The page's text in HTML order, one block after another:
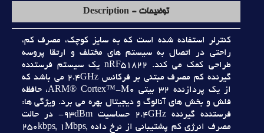
توضیحات - Description
کنترلر استفاده شده است که به سايز کوچک، مصرف کم،
راحتي در اتصال به سيستم هاي مختلف و ارتقا پروسه
طراحي کمک مي کند. nRF51822 يک سيستم فرستنده
گيرنده کم مصرف مبتني بر فرکانس 2.4GHz مي باشد که
از يک پردازنده 32 بيتي ARM® Cortex™-M0، حافظه
فلش و بخش هاي آنالوگ و ديجيتال بهره مي برد. ويژگي ها:
فرستنده گيرنده 2.4GHz حساسيت 93dBm- در حالت
مصرف انرژي کم پشتيباني از نرخ داده 250kbps, 1Mbps,